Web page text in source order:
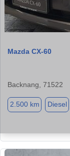
Mazda CX-60
Backnang, 71522
2.500 km Diesel